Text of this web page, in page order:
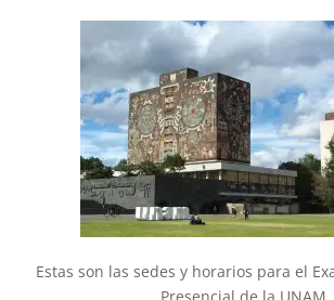
Estas son las sedes y horarios para el